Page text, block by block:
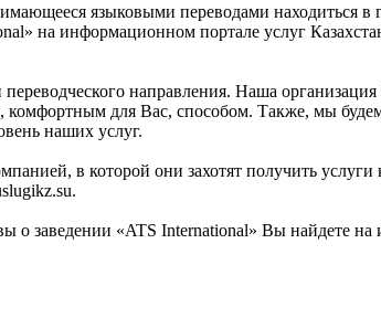
языковыми переводами находиться
на информационном портале услуг
направления. Наша
для Вас, способом. Также, мы
наших услуг.
в которой они захотят получить
заведении «ATS International» Вы найдете на